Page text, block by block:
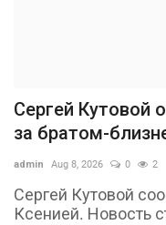
Сергей Кутовой
за братом-
admin Aug 8, 2026 0 2
Сергей Кутовой
Ксенией. Новость